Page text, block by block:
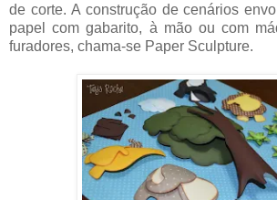
de corte. A construção de cenários
papel com gabarito, à mão ou com
furadores, chama-se Paper Sculpture.